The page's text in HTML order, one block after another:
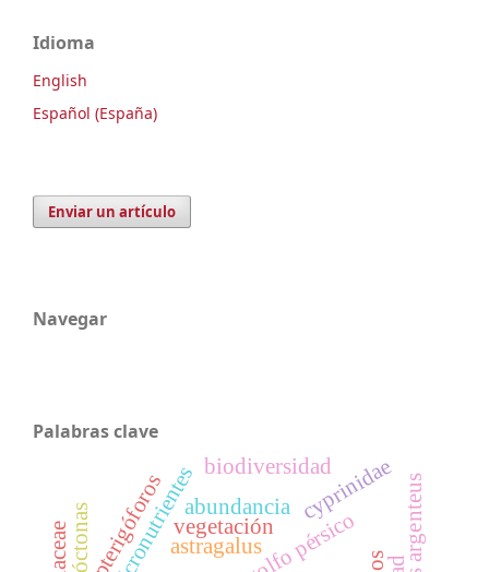
Idioma
English
Español (España)
Enviar un artículo
Navegar
Palabras clave
vegetacióngolfo pérsico
pterigóforos
autóctonas
abundancia
astragalus
cyprinidae
biodiversidad